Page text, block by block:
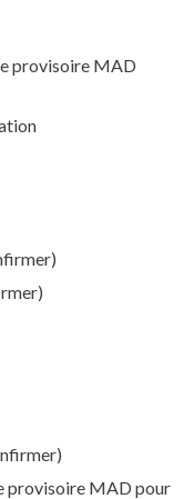
provisoire MAD
provisoire MAD pour